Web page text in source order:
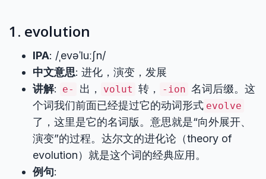
1. evolution
IPA: /ˌevəˈluːʃn/
中文意思: 进化，演变，发展
讲解: e- 出， volut 转， -ion 名词后缀。这
个词我们前面已经提过它的动词形式 evolve
了，这里是它的名词版。意思就是“向外展开、
演变”的过程。达尔文的进化论（theory of
evolution）就是这个词的经典应用。
例句: